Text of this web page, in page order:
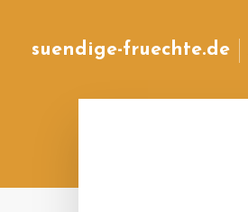
suendige-fruechte.de